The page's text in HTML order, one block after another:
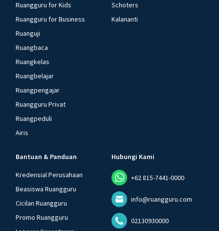
Ruangguru for Kids
Ruangguru for Business
Ruanguji
Ruangbaca
Ruangkelas
Ruangbelajar
Ruangpengajar
Ruangguru Privat
Ruangpeduli
Airis
Schoters
Kalananti
Bantuan & Panduan
Kredensial Perusahaan
Beasiswa Ruangguru
Cicilan Ruangguru
Promo Ruangguru
Hubungi Kami
+62 815-7441-0000
info@ruangguru.com
02130930000